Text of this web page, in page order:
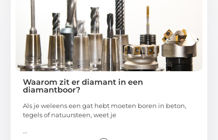
Waarom zit er diamant in een
diamantboor?
Als je weleens een gat hebt moeten boren in beton,
tegels of natuursteen, weet je
...